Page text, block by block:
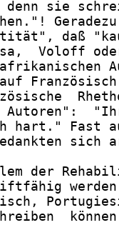
sie
daß
Voloff
hart." Fast
sich
der